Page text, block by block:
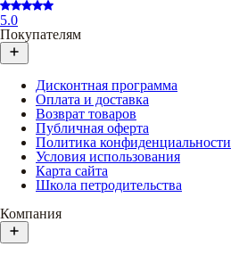
5.0
Покупателям
Дисконтная программа
Оплата и доставка
Возврат товаров
Публичная оферта
Политика конфиденциальности
Условия использования
Карта сайта
Школа петродительства
Компания